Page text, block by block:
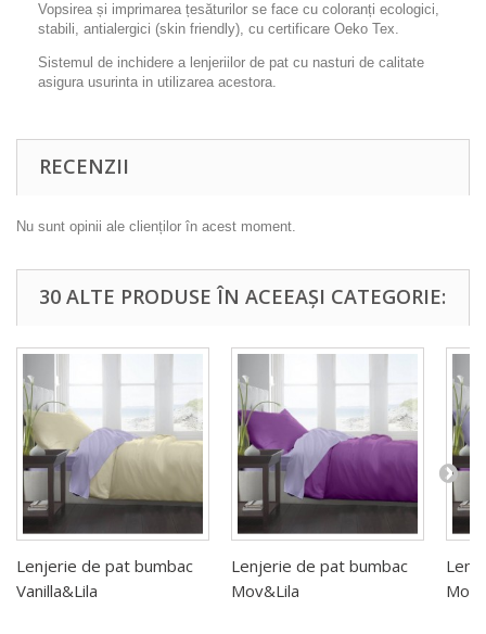
Vopsirea și imprimarea țesăturilor se face cu coloranți ecologici,
stabili, antialergici (skin friendly), cu certificare Oeko Tex.
Sistemul de inchidere a lenjeriilor de pat cu nasturi de calitate
asigura usurinta in utilizarea acestora.
RECENZII
Nu sunt opinii ale clienților în acest moment.
30 ALTE PRODUSE ÎN ACEEAȘI CATEGORIE:
Lenjerie de pat bumbac
Vanilla&Lila
Lenjerie de pat bumbac
Mov&Lila